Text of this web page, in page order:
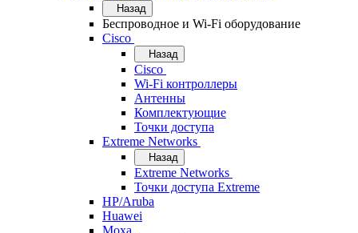
Назад
Беспроводное и Wi-Fi оборудование
Cisco
Назад
Cisco
Wi-Fi контроллеры
Антенны
Комплектующие
Точки доступа
Extreme Networks
Назад
Extreme Networks
Точки доступа Extreme
HP/Aruba
Huawei
Moxa